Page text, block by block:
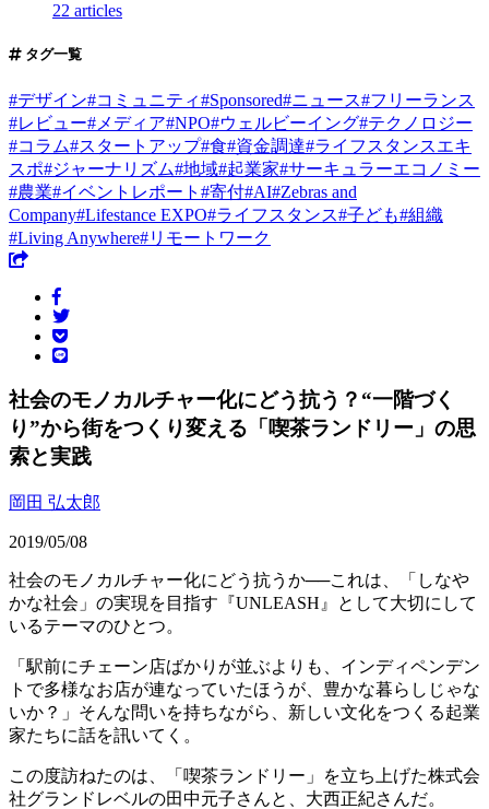
22 articles
タグ一覧
#デザイン#コミュニティ#Sponsored#ニュース#フリーランス
#レビュー# メディア#NPO#ウェルビーイング#テクノロジー
#コラム#スタートアップ#食#資金調達#ライフスタンスエキ
スポ#ジャーナリズム#地域#起業家#サーキュラーエコノミー
#農業#イベントレポート #寄付#AI#Zebras and
Company#Lifestance EXPO#ライフスタンス#子ども#組織
#Living Anywhere#リモートワーク
社会のモノカルチャー化にどう抗う？“一階づく
り”から街をつくり変える「喫茶ランドリー」の思
索と実践
岡田 弘太郎
2019/05/08
社会のモノカルチャー化にどう抗うか──これは、「しなや
かな社会」の実現を目指す『UNLEASH』として大切にして
いるテーマのひとつ。
「駅前にチェーン店ばかりが並ぶよりも、インディペンデン
トで多様なお店が連なっていたほうが、豊かな暮らしじゃな
いか？」そんな問いを持ちながら、新しい文化をつくる起業
家たちに話を訊いてく。
この度訪ねたのは、「喫茶ランドリー」を立ち上げた株式会
社グランドレベルの田中元子さんと、大西正紀さんだ。